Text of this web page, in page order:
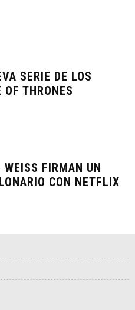
SERIE DE LOS
THRONES
FIRMAN UN
CON NETFLIX